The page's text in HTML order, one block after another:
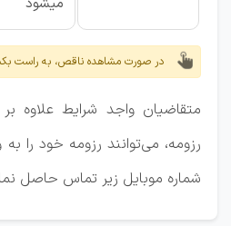
در صورت مشاهده ناقص، به راست
متقاضیان واجد شرایط علاوه
رزومه، می‌توانند رزومه خود را
شماره موبایل زیر تماس حاصل